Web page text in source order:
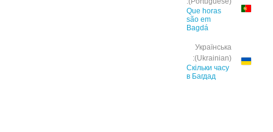
Que horas
são em
Bagdá
Українська
(Ukrainian):
Скільки часу
в Багдад